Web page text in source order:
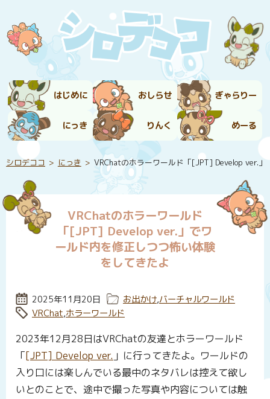
はじめに おしらせ ぎゃらりー
にっき りんく めーる
シロデココ にっき VRChatのホラーワールド「[JPT] Develop ver.
VRChatのホラーワールド
「[JPT] Develop ver.」でワ
ールド内を修正しつつ怖い体験
をしてきたよ
投稿日:
2025年11月20日 カテゴリー:
お出かけ,バーチャルワールド
タグ:
VRChat,ホラーワールド
2023年12月28日はVRChatの友達とホラーワールド
「[JPT] Develop ver. 」に行ってきたよ。ワールドの
入り口には楽しんでいる最中のネタバレは控えて欲し
いとのことで、途中で撮った写真や内容については触